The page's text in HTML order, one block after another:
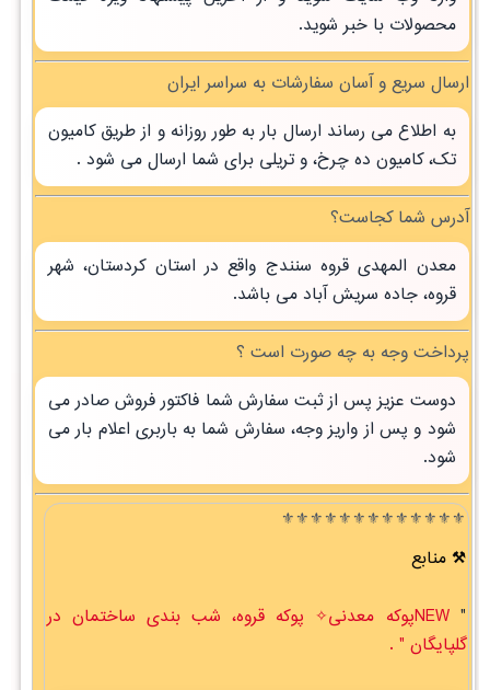
محصولات با خبر شوید.
ارسال سریع و آسان سفارشات به سراسر ایران
به اطلاع می رساند ارسال بار به طور روزانه و از طریق کامیون
تک، کامیون ده چرخ، و تریلی برای شما ارسال می شود .
آدرس شما کجاست؟
معدن المهدی قروه سنندج واقع در استان کردستان، شهر
قروه، جاده سریش آباد می باشد.
پرداخت وجه به چه صورت است ؟
دوست عزیز پس از ثبت سفارش شما فاکتور فروش صادر می
شود و پس از واریز وجه، سفارش شما به باربری اعلام بار می
شود.
⚜️⚜️⚜️⚜️⚜️⚜️⚜️⚜️⚜️⚜️⚜️⚜️⚜️
منابع
"
NEWپوکه معدنی✧ پوکه قروه، شب بندی ساختمان در
گلپايگان " .